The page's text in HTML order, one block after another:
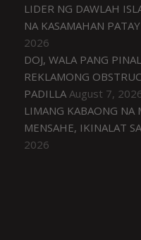
LIDER NG DAWLAH
NA KASAMAHAN
2026
DOJ, WALA PANG
REKLAMONG
PADILLA August 7,
LIMANG KABAONG NA
MENSAHE, IKINALAT
2026